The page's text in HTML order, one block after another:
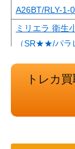
A26BT/RLY-1-
ミリエラ 衛生
（SR★★/パラ
日向 翔陽（
トレカ